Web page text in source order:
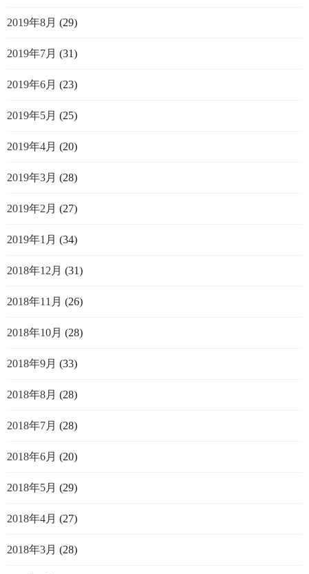
2019年8月 (29)
2019年7月 (31)
2019年6月 (23)
2019年5月 (25)
2019年4月 (20)
2019年3月 (28)
2019年2月 (27)
2019年1月 (34)
2018年12月 (31)
2018年11月 (26)
2018年10月 (28)
2018年9月 (33)
2018年8月 (28)
2018年7月 (28)
2018年6月 (20)
2018年5月 (29)
2018年4月 (27)
2018年3月 (28)